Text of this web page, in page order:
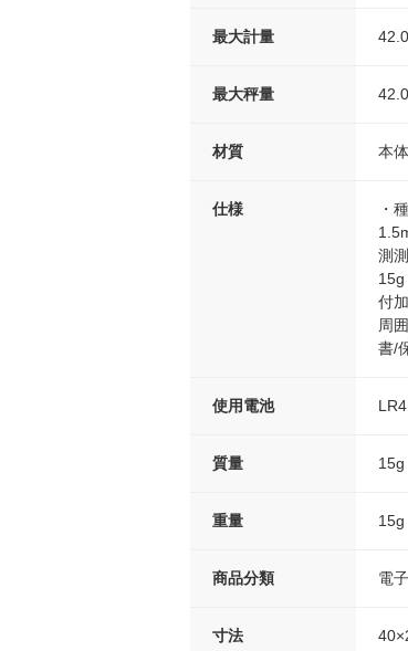
最大計量
最大秤量
材質 本
仕様
・
測
付
周
書/
使用電池
質量 15g
重量 15g
商品分類 電
寸法